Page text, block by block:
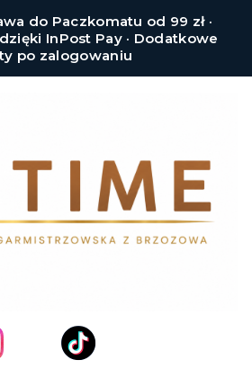
do Paczkomatu od 99 zł ·
InPost Pay · Dodatkowe
po zalogowaniu